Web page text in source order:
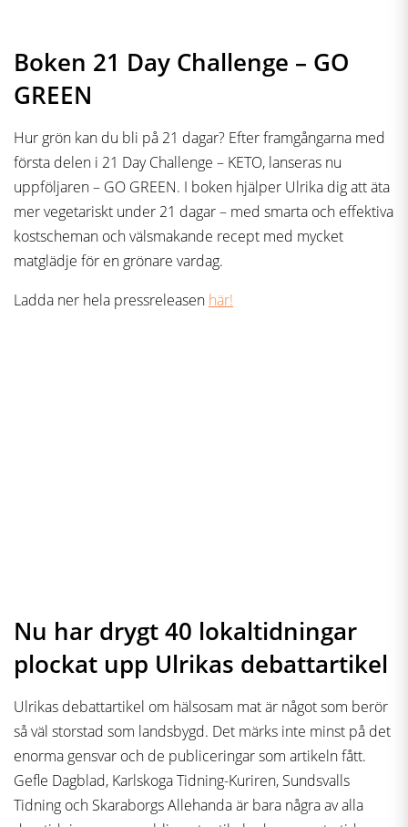
Boken 21 Day Challenge – GO
GREEN
Hur grön kan du bli på 21 dagar? Efter framgångarna med
första delen i 21 Day Challenge – KETO, lanseras nu
uppföljaren – GO GREEN. I boken hjälper Ulrika dig att äta
mer vegetariskt under 21 dagar – med smarta och effektiva
kostscheman och välsmakande recept med mycket
matglädje för en grönare vardag.
Ladda ner hela pressreleasen här!
Nu har drygt 40 lokaltidningar
plockat upp Ulrikas debattartikel
Ulrikas debattartikel om hälsosam mat är något som berör
så väl storstad som landsbygd. Det märks inte minst på det
enorma gensvar och de publiceringar som artikeln fått.
Gefle Dagblad, Karlskoga Tidning-Kuriren, Sundsvalls
Tidning och Skaraborgs Allehanda är bara några av alla